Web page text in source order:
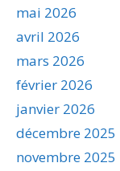
mai 2026
avril 2026
mars 2026
février 2026
janvier 2026
décembre 2025
novembre 2025